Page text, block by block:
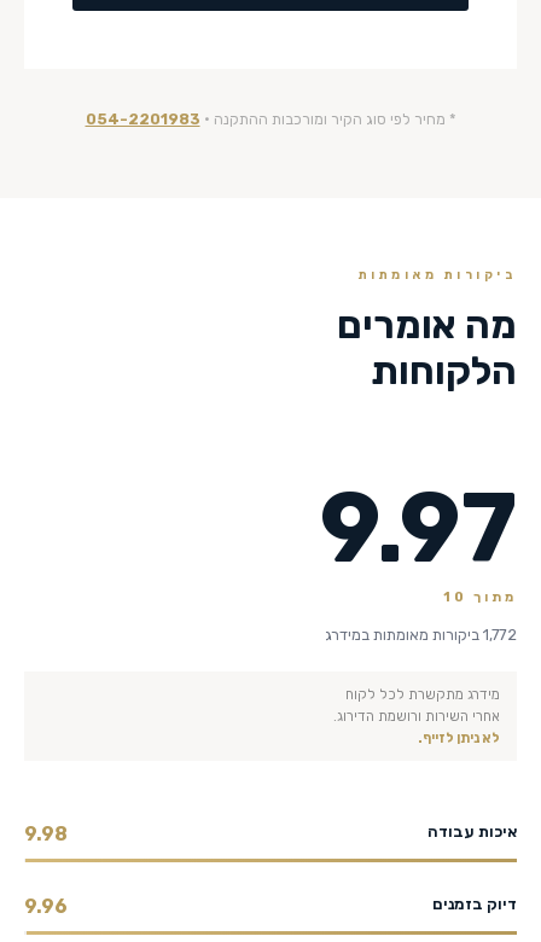
* מחיר לפי סוג הקיר ומורכבות ההתקנה · 054-2201983
ביקורות מאומתות
מה אומרים
הלקוחות
9.97
מתוך 10
1,772 ביקורות מאומתות במידרג
מידרג מתקשרת לכל לקוח
אחרי השירות ורושמת הדירוג.
לא ניתן לזייף.
איכות עבודה 9.98
דיוק בזמנים 9.96